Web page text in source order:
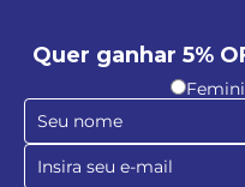
Quer ganhar 5%